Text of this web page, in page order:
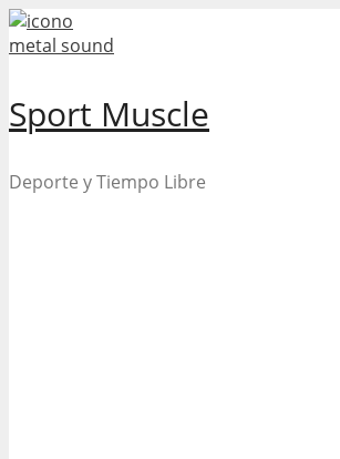
Skip
to
Sport Muscle
Deporte y Tiempo Libre